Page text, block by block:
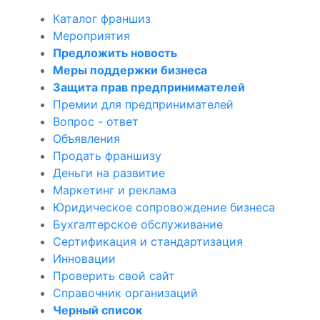
Каталог франшиз
Мероприятия
Предложить новость
Меры поддержки бизнеса
Защита прав предпринимателей
Премии для предпринимателей
Вопрос - ответ
Объявления
Продать франшизу
Деньги на развитие
Маркетинг и реклама
Юридическое сопровождение бизнеса
Бухгалтерское обслуживание
Сертификация и стандартизация
Инновации
Проверить свой сайт
Справочник организаций
Черный список